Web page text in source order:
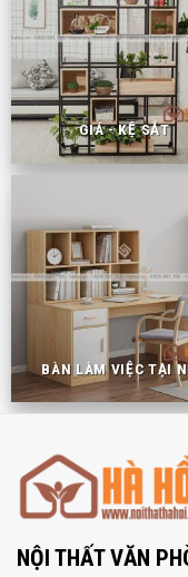
GIÁ - KỆ SẮT
BÀN LÀM VIỆC TẠI
NỘI THẤT VĂN